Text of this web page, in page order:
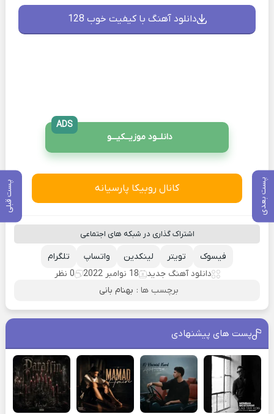
پست بعدی پست قبلی
دانلود آهنگ با کیفیت خوب 128
دانلــود موزیــکیـــو
ADS
کانال روبیکا پارسیانه
اشتراک گذاری در شبکه های اجتماعی
تلگرام واتساپ لینکدین تویتر
فیسوک
دانلود آهنگ جدید
18 نوامبر 2022
0 نظر
برچسب ها : بهنام بانی
پست های پیشنهادی